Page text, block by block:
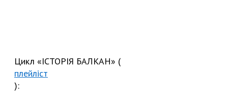
Цикл «ІСТОРІЯ БАЛКАН» (
плейліст
):